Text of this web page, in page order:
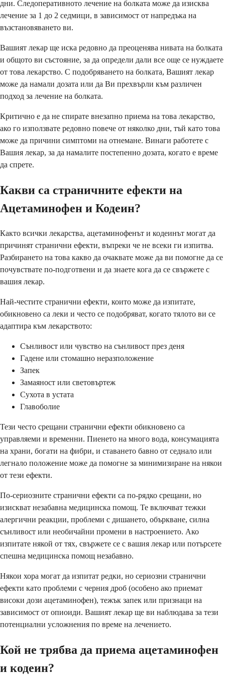
дни. Следоперативното лечение на болката може да изисква
лечение за 1 до 2 седмици, в зависимост от напредъка на
възстановяването ви.
Вашият лекар ще иска редовно да преоценява нивата на болката
и общото ви състояние, за да определи дали все още се нуждаете
от това лекарство. С подобряването на болката, Вашият лекар
може да намали дозата или да Ви прехвърли към различен
подход за лечение на болката.
Критично е да не спирате внезапно приема на това лекарство,
ако го използвате редовно повече от няколко дни, тъй като това
може да причини симптоми на отнемане. Винаги работете с
Вашия лекар, за да намалите постепенно дозата, когато е време
да спрете.
Какви са страничните ефекти на
Ацетаминофен и Кодеин?
Както всички лекарства, ацетаминофенът и кодеинът могат да
причинят странични ефекти, въпреки че не всеки ги изпитва.
Разбирането на това какво да очаквате може да ви помогне да се
почувствате по-подготвени и да знаете кога да се свържете с
вашия лекар.
Най-честите странични ефекти, които може да изпитате,
обикновено са леки и често се подобряват, когато тялото ви се
адаптира към лекарството:
Сънливост или чувство на сънливост през деня
Гадене или стомашно неразположение
Запек
Замаяност или световъртеж
Сухота в устата
Главоболие
Тези често срещани странични ефекти обикновено са
управляеми и временни. Пиенето на много вода, консумацията
на храни, богати на фибри, и ставането бавно от седнало или
легнало положение може да помогне за минимизиране на някои
от тези ефекти.
По-сериозните странични ефекти са по-рядко срещани, но
изискват незабавна медицинска помощ. Те включват тежки
алергични реакции, проблеми с дишането, объркване, силна
сънливост или необичайни промени в настроението. Ако
изпитате някой от тях, свържете се с вашия лекар или потърсете
спешна медицинска помощ незабавно.
Някои хора могат да изпитат редки, но сериозни странични
ефекти като проблеми с черния дроб (особено ако приемат
високи дози ацетаминофен), тежък запек или признаци на
зависимост от опиоиди. Вашият лекар ще ви наблюдава за тези
потенциални усложнения по време на лечението.
Кой не трябва да приема ацетаминофен
и кодеин?